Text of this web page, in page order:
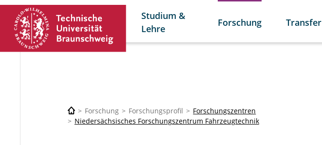
Studium &
Lehre
Forschung Transfer
Forschung Forschungsprofil
Forschungszentren
Niedersächsisches Forschungszentrum Fahrzeugtechnik